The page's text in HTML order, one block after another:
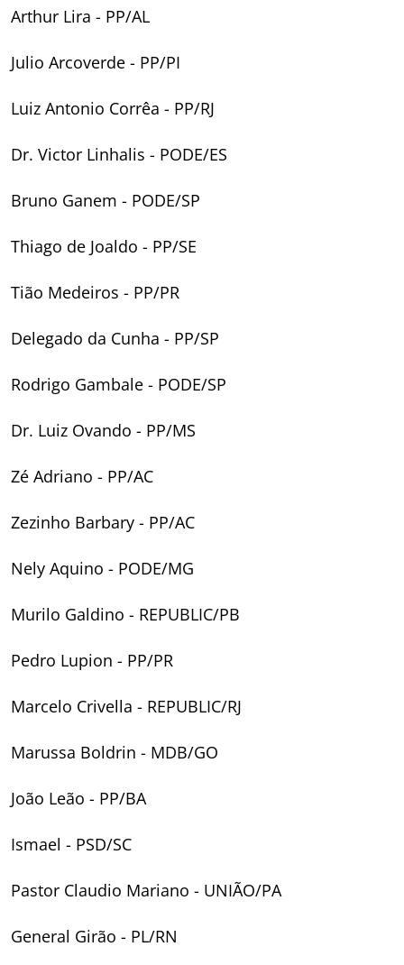
Arthur Lira - PP/AL
Julio Arcoverde - PP/PI
Luiz Antonio Corrêa - PP/RJ
Dr. Victor Linhalis - PODE/ES
Bruno Ganem - PODE/SP
Thiago de Joaldo - PP/SE
Tião Medeiros - PP/PR
Delegado da Cunha - PP/SP
Rodrigo Gambale - PODE/SP
Dr. Luiz Ovando - PP/MS
Zé Adriano - PP/AC
Zezinho Barbary - PP/AC
Nely Aquino - PODE/MG
Murilo Galdino - REPUBLIC/PB
Pedro Lupion - PP/PR
Marcelo Crivella - REPUBLIC/RJ
Marussa Boldrin - MDB/GO
João Leão - PP/BA
Ismael - PSD/SC
Pastor Claudio Mariano - UNIÃO/PA
General Girão - PL/RN